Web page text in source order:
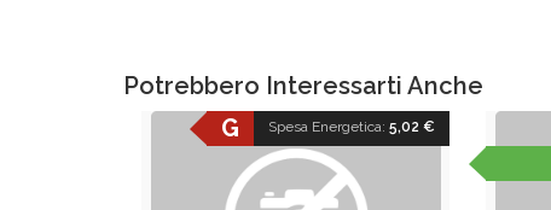
Potrebbero Interessarti Anche
Spesa Energetica: 5,02 €
G